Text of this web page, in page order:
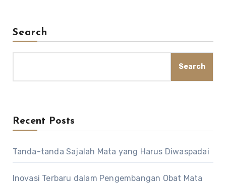
Search
Search
Recent Posts
Tanda-tanda Sajalah Mata yang Harus Diwaspadai
Inovasi Terbaru dalam Pengembangan Obat Mata